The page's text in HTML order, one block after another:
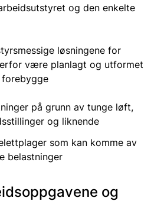
og den enkelte
løsningene for
være planlagt og utformet
på grunn av tunge løft,
og liknende
som kan komme av
belastninger
og